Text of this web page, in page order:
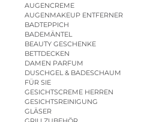
AUGENCREME
AUGENMAKEUP ENTFERNER
BADTEPPICH
BADEMÄNTEL
BEAUTY GESCHENKE
BETTDECKEN
DAMEN PARFUM
DUSCHGEL & BADESCHAUM
FÜR SIE
GESICHTSCREME HERREN
GESICHTSREINIGUNG
GLÄSER